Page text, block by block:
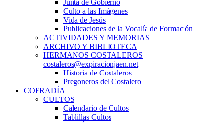
Junta de Gobierno
Culto a las Imágenes
Vida de Jesús
Publicaciones de la Vocalía de Formación
ACTIVIDADES Y MEMORIAS
ARCHIVO Y BIBLIOTECA
HERMANOS COSTALEROS
costaleros@expiracionjaen.net
Historia de Costaleros
Pregoneros del Costalero
COFRADÍA
CULTOS
Calendario de Cultos
Tablillas Cultos